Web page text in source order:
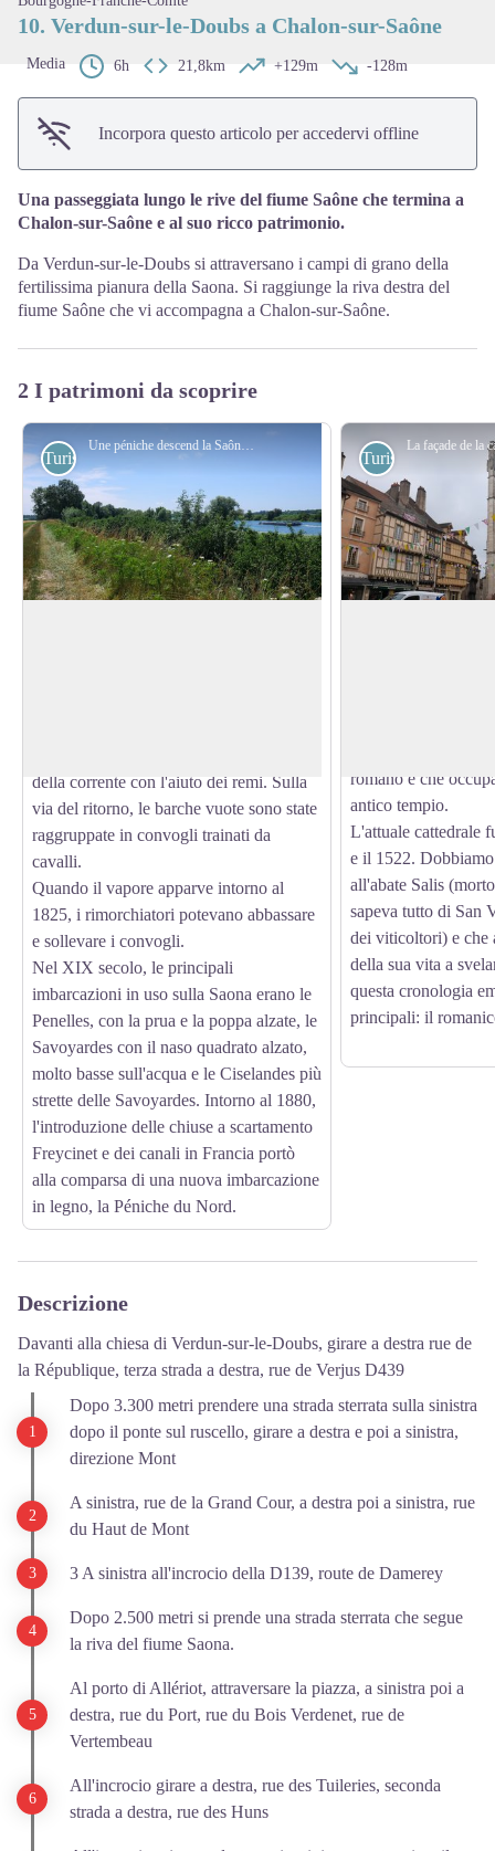
10. Verdun-sur-le-Doubs a Chalon-sur-Saône
Media 6h 21,8km +129m -128m
Incorpora questo articolo per accedervi offline
Una passeggiata lungo le rive del fiume Saône che termina a
Chalon-sur-Saône e al suo ricco patrimonio.
Da Verdun-sur-le-Doubs si attraversano i campi di grano della
fertilissima pianura della Saona. Si raggiunge la riva destra del
fiume Saône che vi accompagna a Chalon-sur-Saône.
2 I patrimoni da scoprire
Une péniche descend la Saône à côté de la Via Columbani - Amis saint Colomban
Turistiche
della corrente con l'aiuto dei remi. Sulla
via del ritorno, le barche vuote sono state
raggruppate in convogli trainati da
cavalli.
Quando il vapore apparve intorno al
1825, i rimorchiatori potevano abbassare
e sollevare i convogli.
Nel XIX secolo, le principali
imbarcazioni in uso sulla Saona erano le
Penelles, con la prua e la poppa alzate, le
Savoyardes con il naso quadrato alzato,
molto basse sull'acqua e le Ciselandes più
strette delle Savoyardes. Intorno al 1880,
l'introduzione delle chiuse a scartamento
Freycinet e dei canali in Francia portò
alla comparsa di una nuova imbarcazione
in legno, la Péniche du Nord.
Turistiche
romano e che
antico tempio.
L'attuale cattedrale
e il 1522.
all'abate Salis
sapeva tutto di San
dei viticoltori) e che
della sua vita a
questa cronologia
principali: il
Descrizione
Davanti alla chiesa di Verdun-sur-le-Doubs, girare a destra rue de
la République, terza strada a destra, rue de Verjus D439
Dopo 3.300 metri prendere una strada sterrata sulla sinistra
dopo il ponte sul ruscello, girare a destra e poi a sinistra,
direzione Mont
A sinistra, rue de la Grand Cour, a destra poi a sinistra, rue
du Haut de Mont
3 A sinistra all'incrocio della D139, route de Damerey
Dopo 2.500 metri si prende una strada sterrata che segue
la riva del fiume Saona.
Al porto di Allériot, attraversare la piazza, a sinistra poi a
destra, rue du Port, rue du Bois Verdenet, rue de
Vertembeau
All'incrocio girare a destra, rue des Tuileries, seconda
strada a destra, rue des Huns